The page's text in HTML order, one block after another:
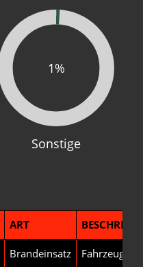
1%
Sonstige
ART
Brandeinsatz Fahrzeug